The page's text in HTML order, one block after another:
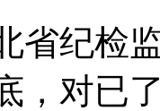
纪检监
，对已